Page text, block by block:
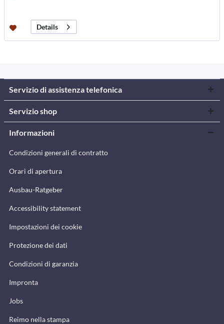
Details
Servizio di assistenza telefonica
Servizio shop
Informazioni
Condizioni generali di contratto
Orari di apertura
Ausbau-Ratgeber
Accessibility statement
Impostazioni dei cookie
Protezione dei dati
Condizioni di garanzia
Impronta
Jobs
Reimo nella stampa